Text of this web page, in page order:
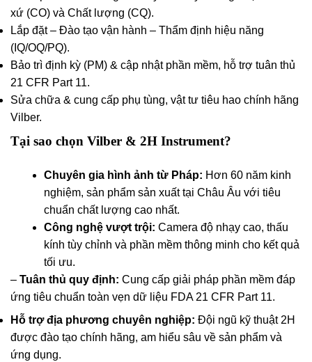
xứ (CO) và Chất lượng (CQ).
Lắp đặt – Đào tạo vận hành – Thẩm định hiệu năng
(IQ/OQ/PQ).
Bảo trì định kỳ (PM) & cập nhật phần mềm, hỗ trợ tuân thủ
21 CFR Part 11.
Sửa chữa & cung cấp phụ tùng, vật tư tiêu hao chính hãng
Vilber.
Tại sao chọn Vilber & 2H Instrument?
Chuyên gia hình ảnh từ Pháp: Hơn 60 năm kinh
nghiệm, sản phẩm sản xuất tại Châu Âu với tiêu
chuẩn chất lượng cao nhất.
Công nghệ vượt trội: Camera độ nhạy cao, thấu
kính tùy chỉnh và phần mềm thông minh cho kết quả
tối ưu.
– Tuân thủ quy định: Cung cấp giải pháp phần mềm đáp
ứng tiêu chuẩn toàn vẹn dữ liệu FDA 21 CFR Part 11.
Hỗ trợ địa phương chuyên nghiệp: Đội ngũ kỹ thuật 2H
được đào tạo chính hãng, am hiểu sâu về sản phẩm và
ứng dụng.